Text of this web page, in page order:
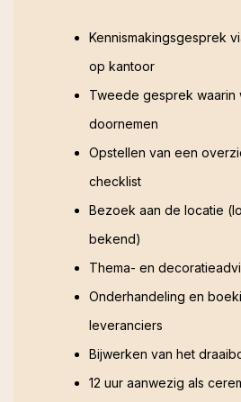
Kennismakingsgesprek
op kantoor
Tweede gesprek waarin
doornemen
Opstellen van een
checklist
Bezoek aan de locatie
bekend)
Thema- en
Onderhandeling en
leveranciers
Bijwerken van het
12 uur aanwezig als